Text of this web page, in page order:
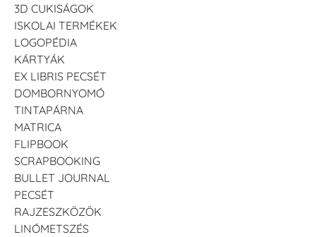
3D CUKISÁGOK
ISKOLAI TERMÉKEK
LOGOPÉDIA
KÁRTYÁK
EX LIBRIS PECSÉT
DOMBORNYOMÓ
TINTAPÁRNA
MATRICA
FLIPBOOK
SCRAPBOOKING
BULLET JOURNAL
PECSÉT
RAJZESZKÖZÖK
LINÓMETSZÉS